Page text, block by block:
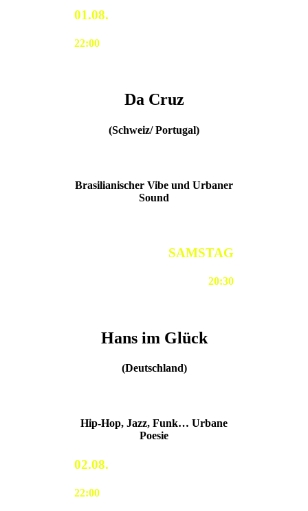
01.08.
22:00
Da Cruz
(Schweiz/ Portugal)
Brasilianischer Vibe und Urbaner
Sound
SAMSTAG
20:30
Hans im Glück
(Deutschland)
Hip-Hop, Jazz, Funk… Urbane
Poesie
02.08.
22:00